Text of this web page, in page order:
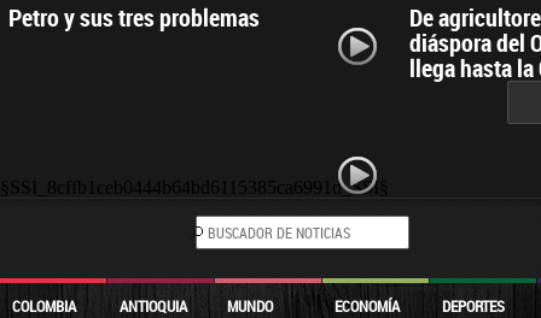
Petro y sus tres problemas De
diáspora del
llega hasta la
§SSI_8cffb1ceb0444b64bd6115385ca6991d_SSI§
COLOMBIA ANTIOQUIA MUNDO ECONOMÍA DEPORTES